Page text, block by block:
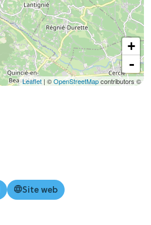
+
-
Leaflet | ©OpenStreetMapcontributors ©
Site web